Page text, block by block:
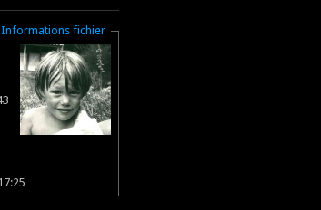
Masquer
Informations fichier